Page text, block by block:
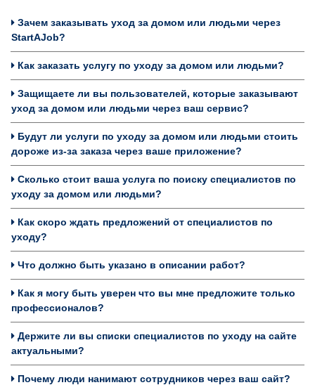
Зачем заказывать уход за домом или людьми через
StartAJob?
Как заказать услугу по уходу за домом или людьми?
Защищаете ли вы пользователей, которые заказывают
уход за домом или людьми через ваш сервис?
Будут ли услуги по уходу за домом или людьми стоить
дороже из-за заказа через ваше приложение?
Сколько стоит ваша услуга по поиску специалистов по
уходу за домом или людьми?
Как скоро ждать предложений от специалистов по
уходу?
Что должно быть указано в описании работ?
Как я могу быть уверен что вы мне предложите только
профессионалов?
Держите ли вы списки специалистов по уходу на сайте
актуальными?
Почему люди нанимают сотрудников через ваш сайт?